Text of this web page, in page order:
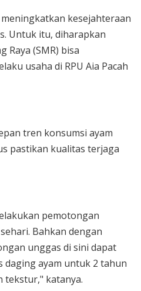
kesejahteraan
Untuk itu, diharapkan
Raya (SMR) bisa
usaha di RPU Aia Pacah
tren konsumsi ayam
pastikan kualitas terjaga
pemotongan
Bahkan dengan
unggas di sini dapat
daging ayam untuk 2 tahun
tekstur," katanya.